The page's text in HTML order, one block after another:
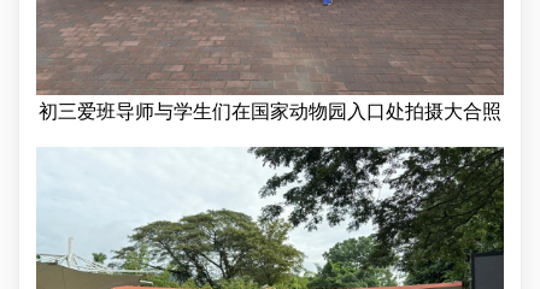
初三爱班导师与学生们在国家动物园入口处拍摄大合照